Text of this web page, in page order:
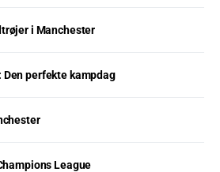
i Manchester
perfekte kampdag
League